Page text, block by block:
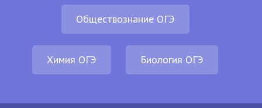
Обществознание ОГЭ
Химия ОГЭ Биология ОГЭ